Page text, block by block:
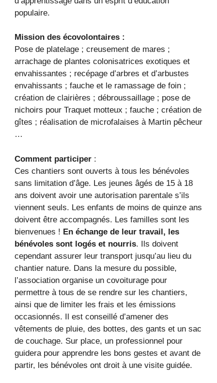
populaire.
Mission des écovolontaires :
Pose de platelage ; creusement de mares ;
arrachage de plantes colonisatrices exotiques et
envahissantes ; recépage d’arbres et d’arbustes
envahissants ; fauche et le ramassage de foin ;
création de clairières ; débroussaillage ; pose de
nichoirs pour Traquet motteux ; fauche ; création de
gîtes ; réalisation de microfalaises à Martin pêcheur
…
Comment participer :
Ces chantiers sont ouverts à tous les bénévoles
sans limitation d’âge. Les jeunes âgés de 15 à 18
ans doivent avoir une autorisation parentale s’ils
viennent seuls. Les enfants de moins de quinze ans
doivent être accompagnés. Les familles sont les
bienvenues ! En échange de leur travail, les
bénévoles sont logés et nourris. Ils doivent
cependant assurer leur transport jusqu’au lieu du
chantier nature. Dans la mesure du possible,
l’association organise un covoiturage pour
permettre à tous de se rendre sur les chantiers,
ainsi que de limiter les frais et les émissions
occasionnés. Il est conseillé d’amener des
vêtements de pluie, des bottes, des gants et un sac
de couchage. Sur place, un professionnel pour
guidera pour apprendre les bons gestes et avant de
partir, les bénévoles ont droit à une visite guidée.